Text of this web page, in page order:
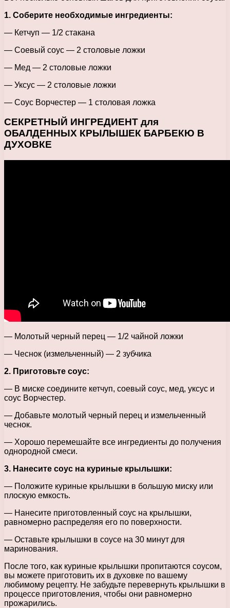
1. Соберите необходимые ингредиенты:
— Кетчуп — 1/2 стакана
— Соевый соус — 2 столовые ложки
— Мед — 2 столовые ложки
— Уксус — 2 столовые ложки
— Соус Ворчестер — 1 столовая ложка
СЕКРЕТНЫЙ ИНГРЕДИЕНТ для
ОБАЛДЕННЫХ КРЫЛЫШЕК БАРБЕКЮ В
ДУХОВКЕ
— Молотый черный перец — 1/2 чайной ложки
— Чеснок (измельченный) — 2 зубчика
2. Приготовьте соус:
— В миске соедините кетчуп, соевый соус, мед, уксус и
соус Ворчестер.
— Добавьте молотый черный перец и измельченный
чеснок.
— Хорошо перемешайте все ингредиенты до получения
однородной смеси.
3. Нанесите соус на куриные крылышки:
— Положите куриные крылышки в большую миску или
плоскую емкость.
— Нанесите приготовленный соус на крылышки,
равномерно распределяя его по поверхности.
— Оставьте крылышки в соусе на 30 минут для
маринования.
После того, как куриные крылышки пропитаются соусом,
вы можете приготовить их в духовке по вашему
любимому рецепту. Не забудьте перевернуть крылышки в
процессе приготовления, чтобы они равномерно
прожарились.